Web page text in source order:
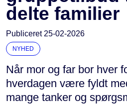
delte familier
Publiceret 25-02-2026
NYHED
Når mor og far bor hver
hverdagen være fyldt
mange tanker og